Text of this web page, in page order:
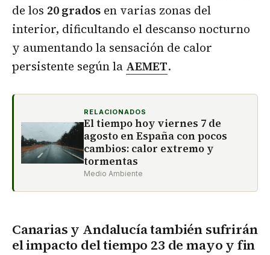
de los 20 grados en varias zonas del
interior, dificultando el descanso nocturno
y aumentando la sensación de calor
persistente según la AEMET.
RELACIONADOS
El tiempo hoy viernes 7 de
agosto en España con pocos
cambios: calor extremo y
tormentas
Medio Ambiente
Canarias y Andalucía también sufrirán
el impacto del tiempo 23 de mayo y fin